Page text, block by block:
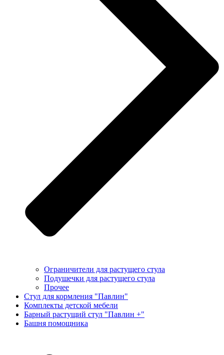
Ограничители для растущего стула
Подушечки для растущего стула
Прочее
Стул для кормления "Павлин"
Комплекты детской мебели
Барный растущий стул "Павлин +"
Башня помощника